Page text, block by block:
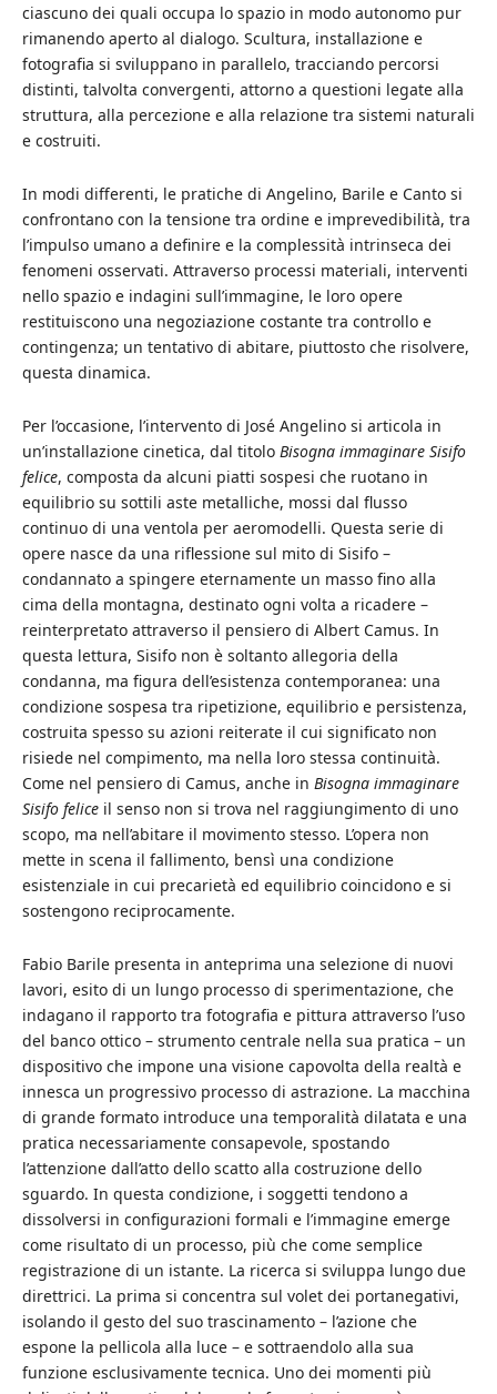
ciascuno dei quali occupa lo spazio in modo autonomo pur
rimanendo aperto al dialogo. Scultura, installazione e
fotografia si sviluppano in parallelo, tracciando percorsi
distinti, talvolta convergenti, attorno a questioni legate alla
struttura, alla percezione e alla relazione tra sistemi naturali
e costruiti.
In modi differenti, le pratiche di Angelino, Barile e Canto si
confrontano con la tensione tra ordine e imprevedibilità, tra
l’impulso umano a definire e la complessità intrinseca dei
fenomeni osservati. Attraverso processi materiali, interventi
nello spazio e indagini sull’immagine, le loro opere
restituiscono una negoziazione costante tra controllo e
contingenza; un tentativo di abitare, piuttosto che risolvere,
questa dinamica.
Per l’occasione, l’intervento di José Angelino si articola in
un’installazione cinetica, dal titolo Bisogna immaginare Sisifo
felice, composta da alcuni piatti sospesi che ruotano in
equilibrio su sottili aste metalliche, mossi dal flusso
continuo di una ventola per aeromodelli. Questa serie di
opere nasce da una riflessione sul mito di Sisifo –
condannato a spingere eternamente un masso fino alla
cima della montagna, destinato ogni volta a ricadere –
reinterpretato attraverso il pensiero di Albert Camus. In
questa lettura, Sisifo non è soltanto allegoria della
condanna, ma figura dell’esistenza contemporanea: una
condizione sospesa tra ripetizione, equilibrio e persistenza,
costruita spesso su azioni reiterate il cui significato non
risiede nel compimento, ma nella loro stessa continuità.
Come nel pensiero di Camus, anche in Bisogna immaginare
Sisifo felice il senso non si trova nel raggiungimento di uno
scopo, ma nell’abitare il movimento stesso. L’opera non
mette in scena il fallimento, bensì una condizione
esistenziale in cui precarietà ed equilibrio coincidono e si
sostengono reciprocamente.
Fabio Barile presenta in anteprima una selezione di nuovi
lavori, esito di un lungo processo di sperimentazione, che
indagano il rapporto tra fotografia e pittura attraverso l’uso
del banco ottico – strumento centrale nella sua pratica – un
dispositivo che impone una visione capovolta della realtà e
innesca un progressivo processo di astrazione. La macchina
di grande formato introduce una temporalità dilatata e una
pratica necessariamente consapevole, spostando
l’attenzione dall’atto dello scatto alla costruzione dello
sguardo. In questa condizione, i soggetti tendono a
dissolversi in configurazioni formali e l’immagine emerge
come risultato di un processo, più che come semplice
registrazione di un istante. La ricerca si sviluppa lungo due
direttrici. La prima si concentra sul volet dei portanegativi,
isolando il gesto del suo trascinamento – l’azione che
espone la pellicola alla luce – e sottraendolo alla sua
funzione esclusivamente tecnica. Uno dei momenti più